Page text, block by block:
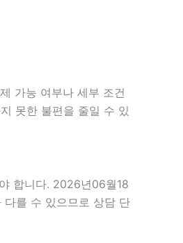
가능 여부나 세부 조건
못한 불편을 줄일 수 있
합니다. 2026년06월18
를 수 있으므로 상담 단